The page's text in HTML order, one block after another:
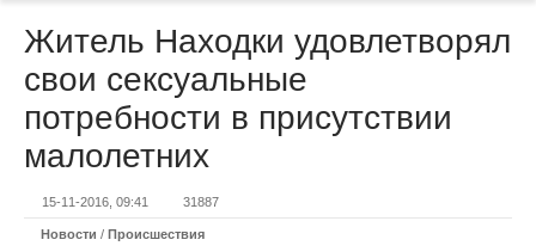
Житель Находки удовлетворял
свои сексуальные
потребности в присутствии
малолетних
15-11-2016, 09:41 31887
Новости / Происшествия